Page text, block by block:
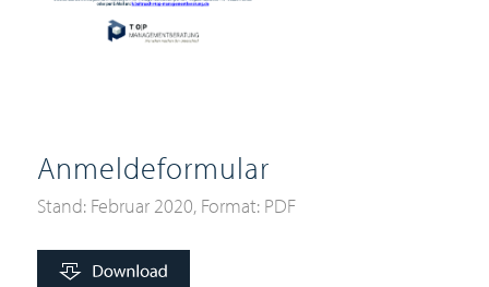
Anmeldeformular
Stand: Februar 2020, Format: PDF